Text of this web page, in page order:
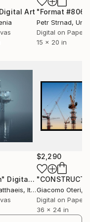
performance,
tipo di
di vedere le cose;
"normale" di
più
evocano
e ben definite in
mondo, che mirano
quotidiana, ad
Digital Art "Format #806"
Petr Strnad,
Digital on Paper
15 x 20 in
Digital Art
, Italy
$2,290
Giacomo Oteri,
Digital on Paper
36 x 24 in